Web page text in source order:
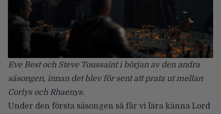
Eve Best och Steve Toussaint i början av den andra
säsongen, innan det blev för sent att prata ut mellan
Corlys och Rhaenys.
Under den första säsongen så får vi lära känna Lord